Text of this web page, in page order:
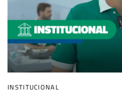
INSTITUCIONAL